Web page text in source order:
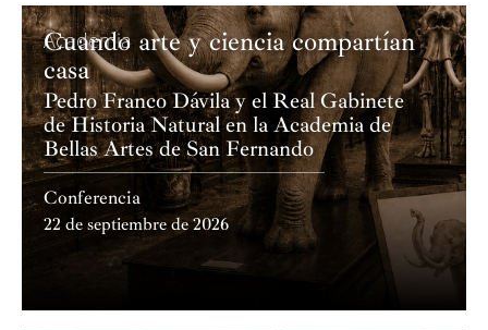
Academia
Cuando arte y ciencia compartían
casa
Pedro Franco Dávila y el Real Gabinete
de Historia Natural en la Academia de
Bellas Artes de San Fernando
Conferencia
22 de septiembre de 2026